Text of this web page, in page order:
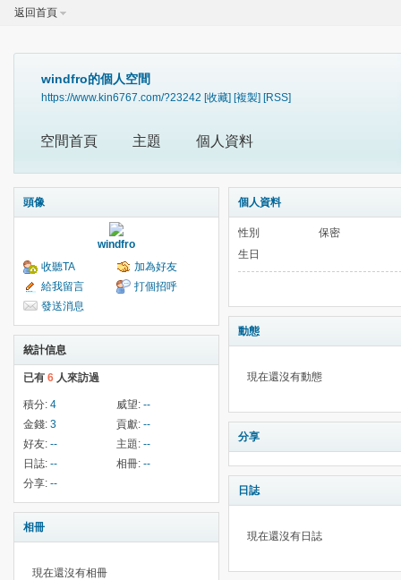
返回首頁
windfro的個人空間
https://www.kin6767.com/?23242 [收藏] [複製] [RSS]
空間首頁 主題 個人資料
頭像
windfro
收聽TA
加為好友
給我留言
打個招呼
發送消息
統計信息
已有 6 人來訪過
積分: 4 威望: --
金錢: 3 貢獻: --
好友: -- 主題: --
日誌: -- 相冊: --
分享: --
相冊
現在還沒有相冊
個人資料
性別
保密
生日
動態
現在還沒有動態
分享
日誌
現在還沒有日誌